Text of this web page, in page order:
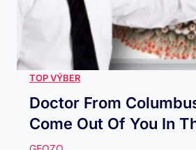
Doctor From
Come Out Of You In